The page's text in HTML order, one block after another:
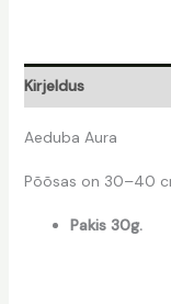
Kirjeldus
Aeduba Aura
Põõsas on 30–40
Pakis 30g.